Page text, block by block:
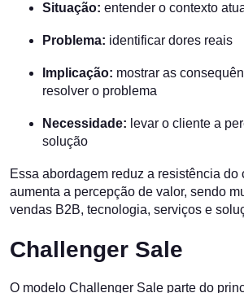
Situação: entender o contexto
Problema: identificar dores reais
Implicação: mostrar as
resolver o problema
Necessidade: levar o cliente a
solução
Essa abordagem reduz a resistência do
aumenta a percepção de valor, sendo
vendas B2B, tecnologia, serviços e
Challenger Sale
O modelo Challenger Sale parte do